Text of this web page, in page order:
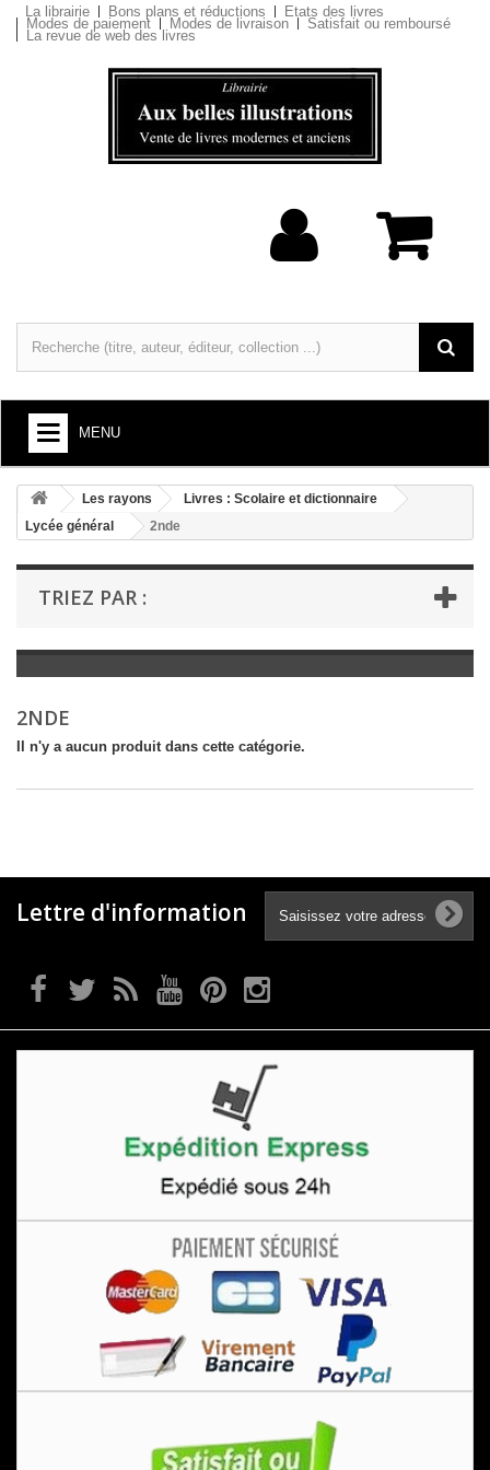
La librairie Bons plans et réductions Etats des livres
Modes de paiement Modes de livraison Satisfait ou remboursé
La revue de web des livres
MENU
+
LIVRES : ARTS ET SOCIÉTÉ
+
LIVRES : LITTÉRATURE
+
LIVRES : JEUNESSE
LIVRES ANCIENS AVANT 1900
Les rayons
Livres : Scolaire et dictionnaire
Lycée général
2nde
TRIEZ PAR :
2NDE
Il n'y a aucun produit dans cette catégorie.
Lettre d'information